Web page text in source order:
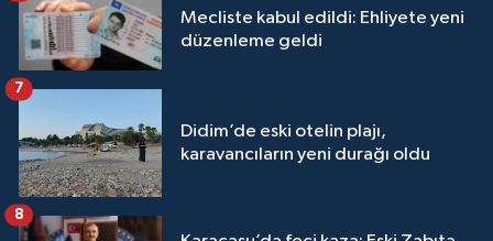
Mecliste kabul edildi: Ehliyete yeni
düzenleme geldi
Didim’de eski otelin plajı,
karavancıların yeni durağı oldu
7
8